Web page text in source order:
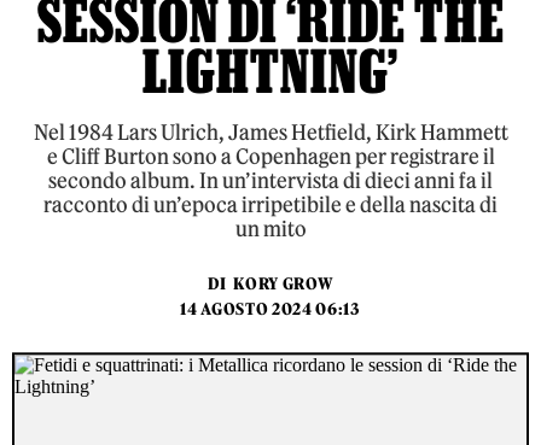
SESSION DI ‘RIDE THE
LIGHTNING’
Nel 1984 Lars Ulrich, James Hetfield, Kirk Hammett
e Cliff Burton sono a Copenhagen per registrare il
secondo album. In un’intervista di dieci anni fa il
racconto di un’epoca irripetibile e della nascita di
un mito
DI KORY GROW
14 AGOSTO 2024 06:13